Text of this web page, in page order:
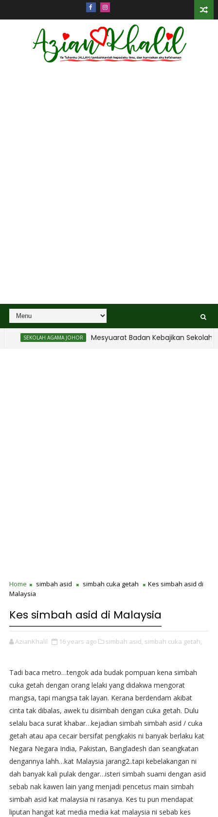
SEKOLAH AGAMA JOHOR Mesyuarat Badan Kebajikan Sekolah
Home simbah asid simbah cuka getah
Kes simbah asid di
Malaysia
Kes simbah asid di Malaysia
AzianKhalil 16 years ago simbah asid, simbah cuka getah,
Tadi baca metro…tengok ada budak pompuan kena simbah
cuka getah dengan orang lelaki yang didakwa mengorat
mangsa, tapi mangsa tak layan. Kerana berdendam akibat
cinta tak dibalas, awek tu disimbah dengan cuka getah. Dulu
selalu baca surat khabar…kejadian simbah simbah asid / cuka
getah atau apa cecair bersifat pengkakis ni banyak berlaku kat
Negara Negara India, Pakistan, Bangladesh dan seangkatan
dengannya lahh…kat Malaysia jarang2..tapi kebelakangan ni
dah banyak kali pulak dengar…isteri simbah suami dengan asid
sebab nak kawen lain yang menjadi pencetus main simbah
simbah asid kat malaysia ni rasanya. Kes tu pun mendapat
liputan hangat kat media media kat malaysia ni sebab kes